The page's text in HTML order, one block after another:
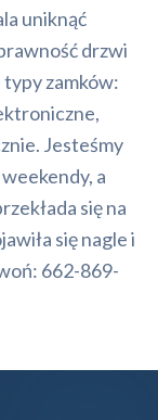
uniknąć
drzwi
zamków:
Jesteśmy
a
się na
się nagle i
662-869-